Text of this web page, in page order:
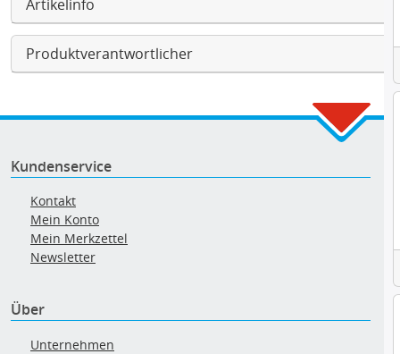
Artikelinfo
Produktverantwortlicher
Kundenservice
Kontakt
Mein Konto
Mein Merkzettel
Newsletter
Über
Unternehmen